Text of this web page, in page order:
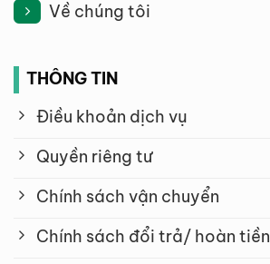
Về chúng tôi
THÔNG TIN
Điều khoản dịch vụ
Quyền riêng tư
Chính sách vận chuyển
Chính sách đổi trả/ hoàn tiền